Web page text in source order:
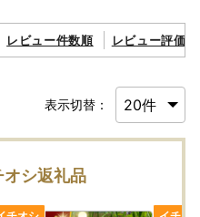
、ご要望の寄附者様のみ同
受付中】
ラインでの申請可能！
レビュー件数順 レビュー評価順
表示切替：
シ返礼品